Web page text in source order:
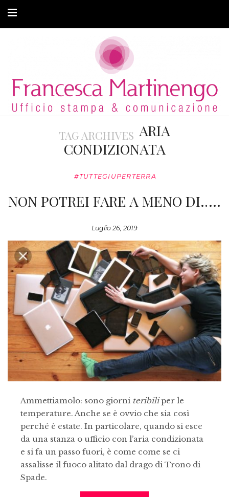
ARTICOLI
MODA ADATTIVA
TAG ARCHIVES ARIA
CONDIZIONATA
#TUTTEGIUPERTERRA
NON POTREI FARE A MENO DI…..
Luglio 26, 2019
Ammettiamolo: sono giorni teribiliper le
temperature. Anche se è ovvio che sia così
perché è estate. In particolare, quando si esce
da una stanza o ufficio con l’aria condizionata
e si fa un passo fuori, è come come se ci
assalisse il fuoco alitato dal drago di Trono di
Spade.